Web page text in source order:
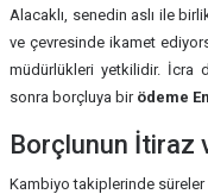
Alacaklı, senedin aslı ile
ve çevresinde ikamet
müdürlükleri yetkilidir. İcra
sonra borçluya bir ödeme
Borçlunun İtiraz
Kambiyo takiplerinde süreler